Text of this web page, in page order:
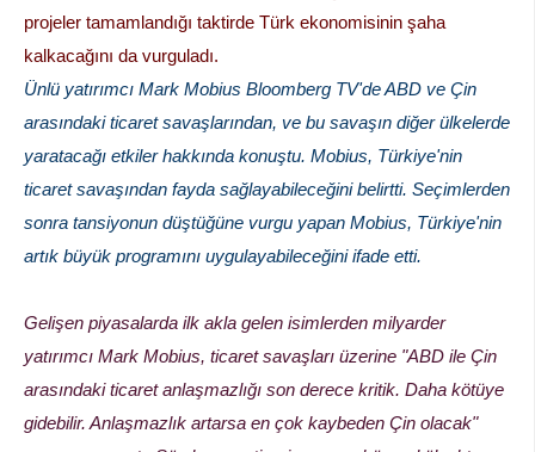
projeler tamamlandığı taktirde Türk ekonomisinin şaha
kalkacağını da vurguladı.
Ünlü yatırımcı Mark Mobius Bloomberg TV'de ABD ve Çin
arasındaki ticaret savaşlarından, ve bu savaşın diğer ülkelerde
yaratacağı etkiler hakkında konuştu. Mobius, Türkiye'nin
ticaret savaşından fayda sağlayabileceğini belirtti. Seçimlerden
sonra tansiyonun düştüğüne vurgu yapan Mobius, Türkiye'nin
artık büyük programını uygulayabileceğini ifade etti.
Gelişen piyasalarda ilk akla gelen isimlerden milyarder
yatırımcı Mark Mobius, ticaret savaşları üzerine "ABD ile Çin
arasındaki ticaret anlaşmazlığı son derece kritik. Daha kötüye
gidebilir. Anlaşmazlık artarsa en çok kaybeden Çin olacak"